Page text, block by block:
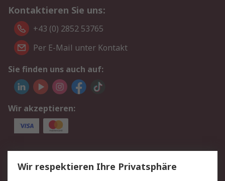
Kontaktieren Sie uns:
+43 (0) 2852 53765
Per E-Mail unter Kontakt
Sie finden uns auch auf:
Wir akzeptieren:
Service
Value Added Services
Lieferlösungen
Wir respektieren Ihre Privatsphäre